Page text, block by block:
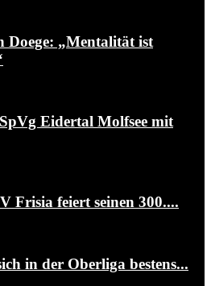
Doege: „Mentalität ist
Eidertal Molfsee mit
Frisia feiert seinen 300....
in der Oberliga bestens...